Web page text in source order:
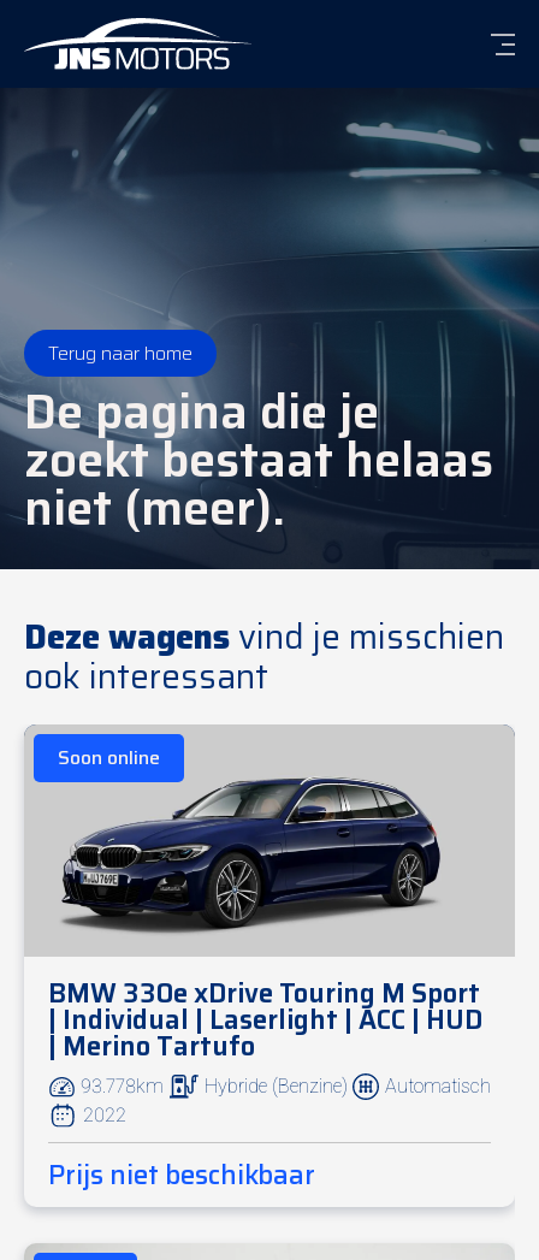
Terug naar home
De pagina die je
zoekt bestaat helaas
niet (meer).
Deze wagensvind je misschien
ook interessant
Soon online
BMW 330e xDrive Touring M Sport
| Individual | Laserlight | ACC | HUD
| Merino Tartufo
93.778km Hybride (Benzine)
Automatisch
2022
Prijs niet beschikbaar